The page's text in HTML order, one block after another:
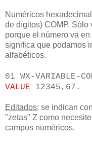
Numéricos
de dígitos) COMP. Sólo
porque el número va
significa que podamos
alfabéticos.
01 WX-VARIABLE-
VALUE 12345,67.
Editados: se indican
"zetas" Z como
campos numéricos.